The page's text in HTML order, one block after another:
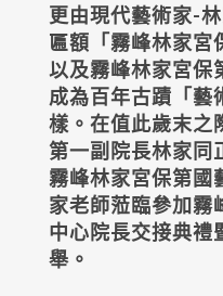
更由現代藝術家-
匾額「霧峰林家宮
以及霧峰林家宮保
成為百年古蹟「藝
樣。在值此歲末
第一副院長林家
霧峰林家宮保第國
家老師蒞臨參加霧
中心院長交接典禮
舉。